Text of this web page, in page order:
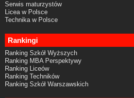
Serwis maturzystów
Licea w Polsce
Technika w Polsce
Rankingi
Ranking Szkół Wyższych
Ranking MBA Perspektywy
Ranking Liceów
Ranking Techników
Ranking Szkół Warszawskich